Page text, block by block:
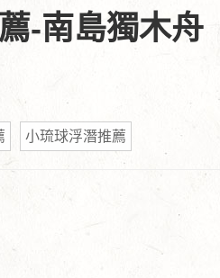
-南島獨木舟
小琉球浮潛推薦